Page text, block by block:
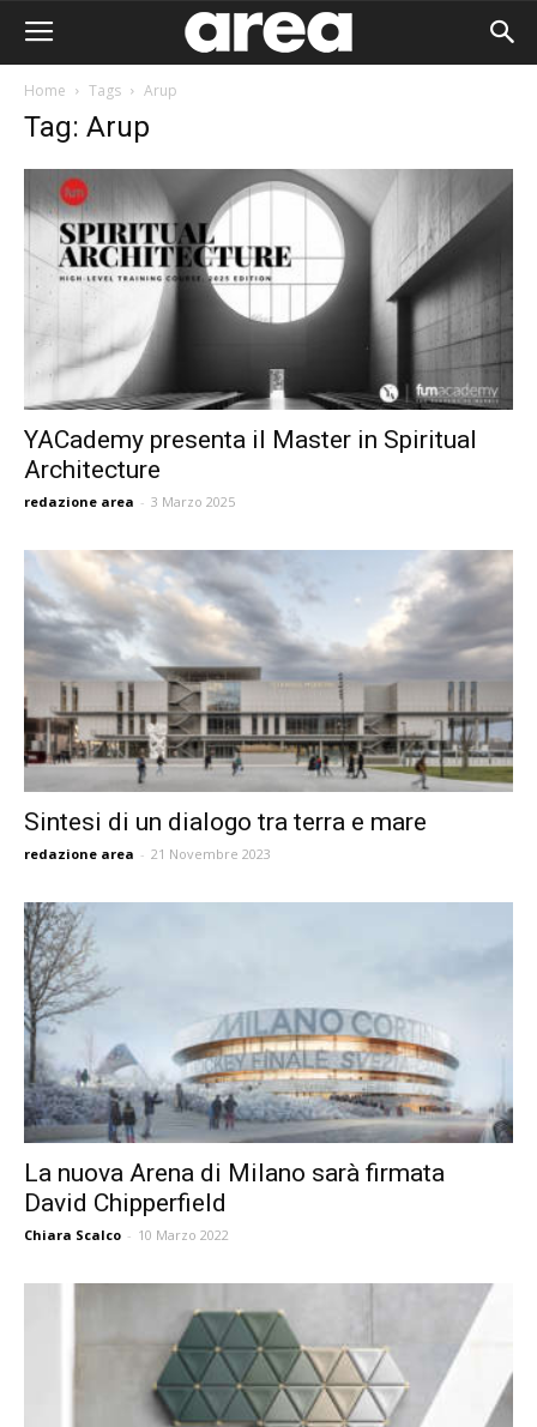
Home Tags Arup
Tag: Arup
YACademy presenta il Master in Spiritual
Architecture
redazione area - 3 Marzo 2025
Sintesi di un dialogo tra terra e mare
redazione area - 21 Novembre 2023
La nuova Arena di Milano sarà firmata
David Chipperfield
Chiara Scalco - 10 Marzo 2022